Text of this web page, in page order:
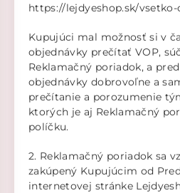
https://lejdyeshop.sk/vsetko-
Kupujúci mal možnosť si v
objednávky prečítať VOP,
Reklamačný poriadok, a
objednávky dobrovoľne a
prečítanie a porozumenie
ktorých je aj Reklamačný
políčku.
2. Reklamačný poriadok sa
zakúpený Kupujúcim od
internetovej stránke